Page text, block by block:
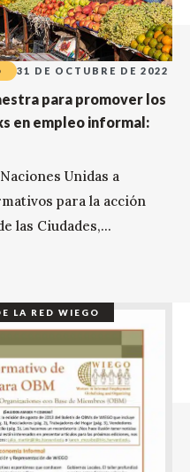
31 DE OCTUBRE DE 2022
para promover los
en empleo informal:
Unidas a
para la acción
las Ciudades,...
LA RED WIEGO